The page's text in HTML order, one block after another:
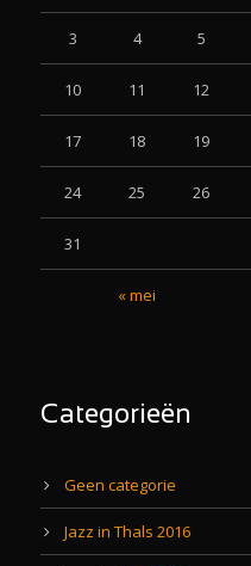
« mei
3 4 5
10 11 12
17 18 19
24 25 26
31
Categorieën
Geen categorie
Jazz in Thals 2016